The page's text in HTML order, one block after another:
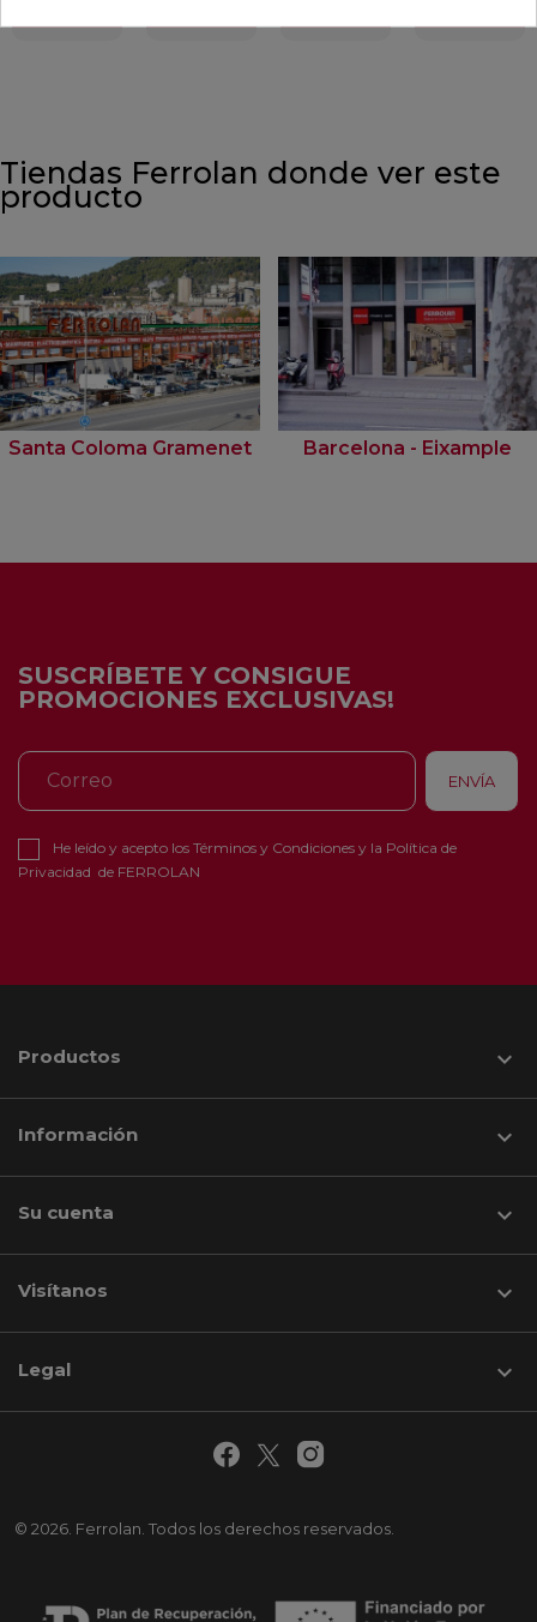
Tiendas Ferrolan donde ver este
producto
Santa Coloma Gramenet Barcelona - Eixample
SUSCRÍBETE Y CONSIGUE
PROMOCIONES EXCLUSIVAS!
He leído y acepto los Términos y Condiciones y la Política de
Privacidad de FERROLAN
Productos 
Información 
Su cuenta 
Visítanos keyboard_arrow_down
© 2026. Ferrolan. Todos los derechos reservados.
Legal 